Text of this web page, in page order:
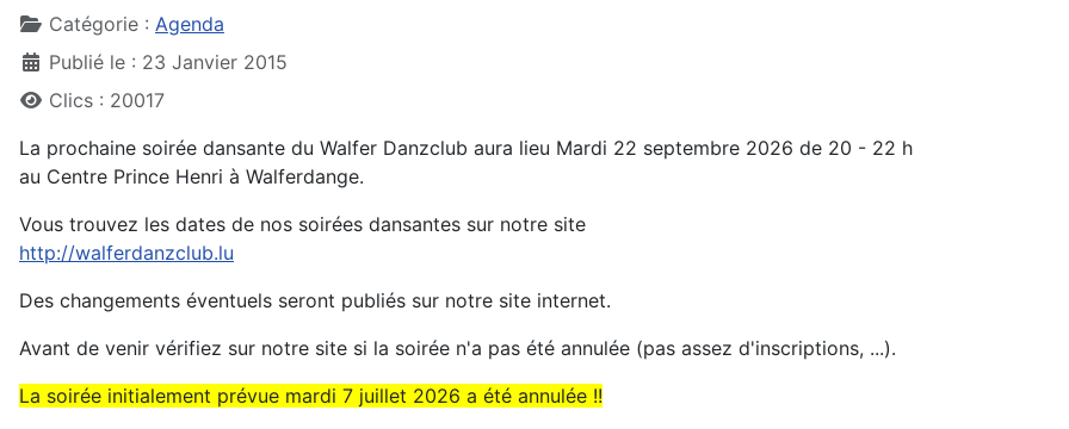
Catégorie : Agenda
Publié le : 23 Janvier 2015
Clics : 20017
La prochaine soirée dansante du Walfer Danzclub aura lieu Mardi 22 septembre 2026 de 20 - 22 h
au Centre Prince Henri à Walferdange.
Vous trouvez les dates de nos soirées dansantes sur notre site
http://walferdanzclub.lu
Des changements éventuels seront publiés sur notre site internet.
Avant de venir vérifiez sur notre site si la soirée n'a pas été annulée (pas assez d'inscriptions, ...).
La soirée initialement prévue mardi 7 juillet 2026 a été annulée !!